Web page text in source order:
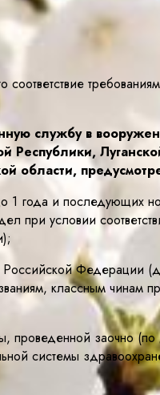
службу в
Республики,
области,
года и последующих
при условии
Федерации
классным чинам
проведенной заочно
системы